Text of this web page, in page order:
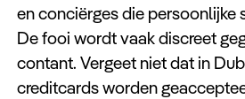
en conciërges die persoonlijke
De fooi wordt vaak discreet
contant. Vergeet niet dat in
creditcards worden